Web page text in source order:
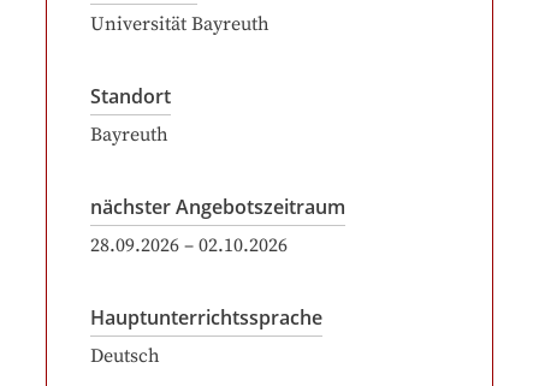
Universität Bayreuth
Standort
Bayreuth
nächster Angebotszeitraum
28.09.2026 – 02.10.2026
Hauptunterrichtssprache
Deutsch